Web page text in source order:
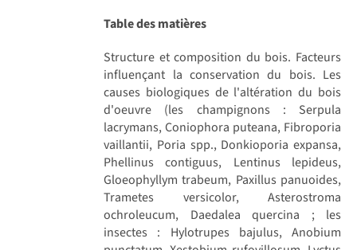
Table des matières
Structure et composition du bois. Facteurs
influençant la conservation du bois. Les
causes biologiques de l'altération du bois
d'oeuvre (les champignons : Serpula
lacrymans, Coniophora puteana, Fibroporia
vaillantii, Poria spp., Donkioporia expansa,
Phellinus contiguus, Lentinus lepideus,
Gloeophyllym trabeum, Paxillus panuoides,
Trametes versicolor, Asterostroma
ochroleucum, Daedalea quercina ; les
insectes : Hylotrupes bajulus, Anobium